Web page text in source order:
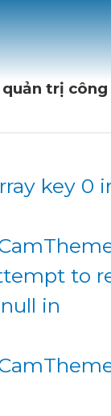
quản trị
key 0
to
in